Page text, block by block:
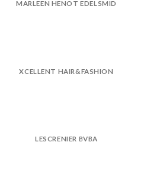
MARLEEN HENOT EDELSMID
XCELLENT HAIR&FASHION
LESCRENIER BVBA